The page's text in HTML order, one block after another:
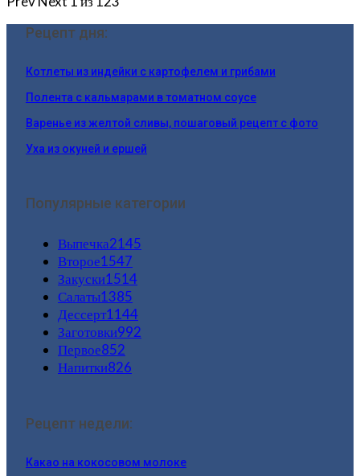
Рецепт дня:
Котлеты из индейки с картофелем и грибами
Полента с кальмарами в томатном соусе
Варенье из желтой сливы, пошаговый рецепт с фото
Уха из окуней и ершей
Популярные категории
Выпечка2145
Второе1547
Закуски1514
Салаты1385
Дессерт1144
Заготовки992
Первое852
Напитки826
Рецепт недели:
Какао на кокосовом молоке